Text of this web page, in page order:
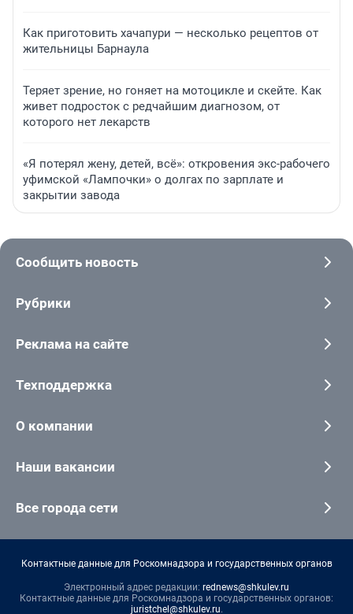
Как приготовить хачапури — несколько рецептов от
жительницы Барнаула
Теряет зрение, но гоняет на мотоцикле и скейте. Как
живет подросток с редчайшим диагнозом, от
которого нет лекарств
«Я потерял жену, детей, всё»: откровения экс-рабочего
уфимской «Лампочки» о долгах по зарплате и
закрытии завода
Сообщить новость
Рубрики
Реклама на сайте
Техподдержка
О компании
Наши вакансии
Все города сети
Контактные данные для Роскомнадзора и государственных органов
Электронный адрес редакции: rednews@shkulev.ru
Контактные данные для Роскомнадзора и государственных органов:
juristchel@shkulev.ru.